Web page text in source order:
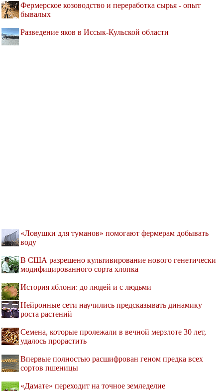
Фермерское козоводство и переработка сырья - опыт
бывалых
Разведение яков в Иссык-Кульской области
«Ловушки для туманов» помогают фермерам добывать
воду
В США разрешено культивирование нового генетически
модифицированного сорта хлопка
История яблони: до людей и с людьми
Нейронные сети научились предсказывать динамику
роста растений
Семена, которые пролежали в вечной мерзлоте 30 лет,
удалось прорастить
Впервые полностью расшифрован геном предка всех
сортов пшеницы
«Дамате» переходит на точное земледелие